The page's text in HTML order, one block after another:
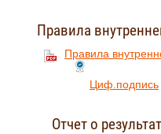
Правила
Правила
Циф.подпись
Отчет о